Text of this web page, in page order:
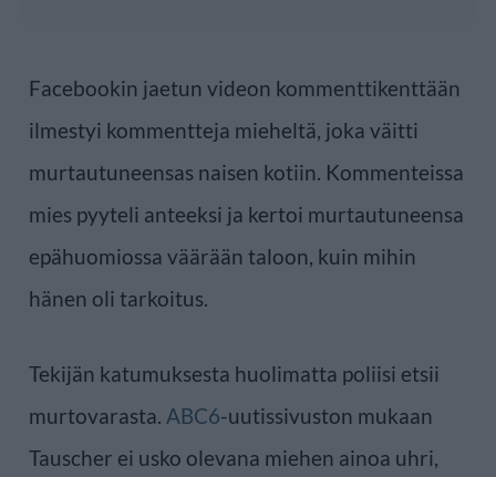
Facebookin jaetun videon kommenttikenttään
ilmestyi kommentteja mieheltä, joka väitti
murtautuneensas naisen kotiin. Kommenteissa
mies pyyteli anteeksi ja kertoi murtautuneensa
epähuomiossa väärään taloon, kuin mihin
hänen oli tarkoitus.
Tekijän katumuksesta huolimatta poliisi etsii
murtovarasta. ABC6-uutissivuston mukaan
Tauscher ei usko olevana miehen ainoa uhri,